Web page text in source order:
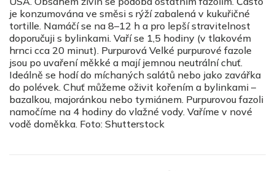
je konzumována ve směsi s rýží zabalená v kukuřičné
tortille. Namáčí se na 8–12 h a pro lepší stravitelnost
doporučuji s bylinkami. Vaří se 1,5 hodiny (v tlakovém
hrnci cca 20 minut). Purpurová Velké purpurové fazole
jsou po uvaření měkké a mají jemnou neutrální chuť.
Ideálně se hodí do míchaných salátů nebo jako zavářka
do polévek. Chuť můžeme oživit kořením a bylinkami –
bazalkou, majoránkou nebo tymiánem. Purpurovou fazoli
namočíme na 4 hodiny do vlažné vody. Vaříme v nové
vodě doměkka. Foto: Shutterstock